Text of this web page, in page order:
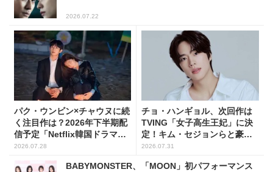
2026.07.22
パク・ウンビン×チャウヌに続
く注目作は？2026年下半期配
信予定「Netflix韓国ドラマ」8
選
2026.07.28
チョ・ハンギョル、次回作は
TVING「女子高生王妃」に決
定！キム・セジョンらと豪華
共演
2026.07.31
BABYMONSTER、「MOON」初パフォーマンス